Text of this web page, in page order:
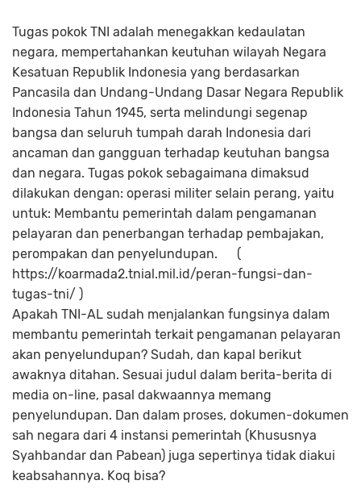
Tugas pokok TNI adalah menegakkan kedaulatan
negara, mempertahankan keutuhan wilayah Negara
Kesatuan Republik Indonesia yang berdasarkan
Pancasila dan Undang-Undang Dasar Negara Republik
Indonesia Tahun 1945, serta melindungi segenap
bangsa dan seluruh tumpah darah Indonesia dari
ancaman dan gangguan terhadap keutuhan bangsa
dan negara. Tugas pokok sebagaimana dimaksud
dilakukan dengan: operasi militer selain perang, yaitu
untuk: Membantu pemerintah dalam pengamanan
pelayaran dan penerbangan terhadap pembajakan,
perompakan dan penyelundupan. (
https://koarmada2.tnial.mil.id/peran-fungsi-dan-
tugas-tni/ )
Apakah TNI-AL sudah menjalankan fungsinya dalam
membantu pemerintah terkait pengamanan pelayaran
akan penyelundupan? Sudah, dan kapal berikut
awaknya ditahan. Sesuai judul dalam berita-berita di
media on-line, pasal dakwaannya memang
penyelundupan. Dan dalam proses, dokumen-dokumen
sah negara dari 4 instansi pemerintah (Khususnya
Syahbandar dan Pabean) juga sepertinya tidak diakui
keabsahannya. Koq bisa?